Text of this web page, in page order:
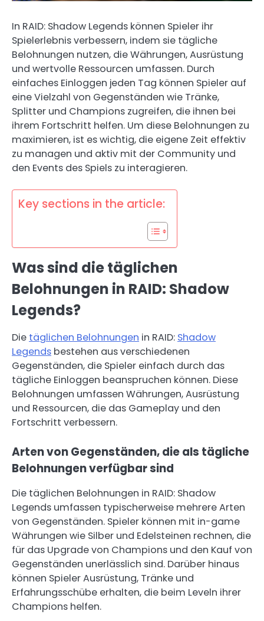
In RAID: Shadow Legends können Spieler ihr
Spielerlebnis verbessern, indem sie tägliche
Belohnungen nutzen, die Währungen, Ausrüstung
und wertvolle Ressourcen umfassen. Durch
einfaches Einloggen jeden Tag können Spieler auf
eine Vielzahl von Gegenständen wie Tränke,
Splitter und Champions zugreifen, die ihnen bei
ihrem Fortschritt helfen. Um diese Belohnungen zu
maximieren, ist es wichtig, die eigene Zeit effektiv
zu managen und aktiv mit der Community und
den Events des Spiels zu interagieren.
Key sections in the article:
Was sind die täglichen
Belohnungen in RAID: Shadow
Legends?
Die täglichen Belohnungen in RAID: Shadow
Legends bestehen aus verschiedenen
Gegenständen, die Spieler einfach durch das
tägliche Einloggen beanspruchen können. Diese
Belohnungen umfassen Währungen, Ausrüstung
und Ressourcen, die das Gameplay und den
Fortschritt verbessern.
Arten von Gegenständen, die als tägliche
Belohnungen verfügbar sind
Die täglichen Belohnungen in RAID: Shadow
Legends umfassen typischerweise mehrere Arten
von Gegenständen. Spieler können mit in-game
Währungen wie Silber und Edelsteinen rechnen, die
für das Upgrade von Champions und den Kauf von
Gegenständen unerlässlich sind. Darüber hinaus
können Spieler Ausrüstung, Tränke und
Erfahrungsschübe erhalten, die beim Leveln ihrer
Champions helfen.